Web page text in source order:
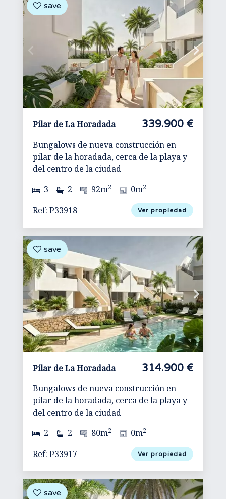
Pilar de La Horadada 339.900 €
Bungalows de nueva construcción en
pilar de la horadada, cerca de la playa y
del centro de la ciudad
3
2 92m2 0m2
Ref: P33918 Ver propiedad
Pilar de La Horadada 314.900 €
Bungalows de nueva construcción en
pilar de la horadada, cerca de la playa y
del centro de la ciudad
2
2 80m2 0m2
Ref: P33917 Ver propiedad